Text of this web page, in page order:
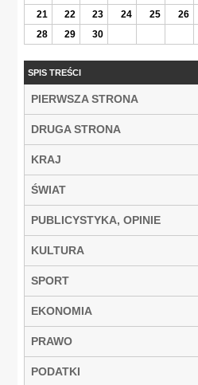
21
22 23 24 25 26
28
29 30
SPIS TREŚCI
PIERWSZA STRONA
DRUGA STRONA
KRAJ
ŚWIAT
PUBLICYSTYKA, OPINIE
KULTURA
SPORT
EKONOMIA
PRAWO
PODATKI